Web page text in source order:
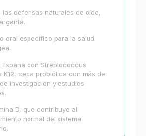
las defensas naturales de oído,
oral específico para la salud
España con Streptococcus
K12, cepa probiótica con más de
investigación y estudios
D, que contribuye al
normal del sistema